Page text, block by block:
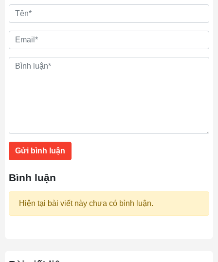
Gửi bình luận
Bình luận
Hiện tại bài viết này chưa có bình luận.